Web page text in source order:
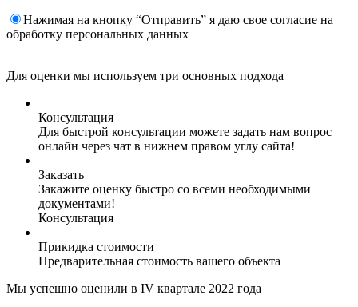
Нажимая на кнопку “Отправить” я даю свое согласие на
обработку персональных данных
Для оценки мы используем три основных подхода
Консультация
Для быстрой консультации можете задать нам вопрос
онлайн через чат в нижнем правом углу сайта!
Заказать
Закажите оценку быстро со всеми необходимыми
документами!
Консультация
Прикидка стоимости
Предварительная стоимость вашего объекта
Мы успешно оценили в IV квартале 2022 года